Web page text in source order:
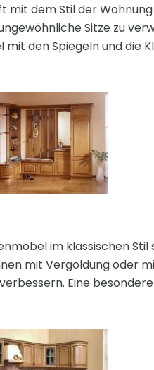
dem Stil der
Sitze zu
mit den Spiegeln und die
im klassischen
mit Vergoldung oder
Eine